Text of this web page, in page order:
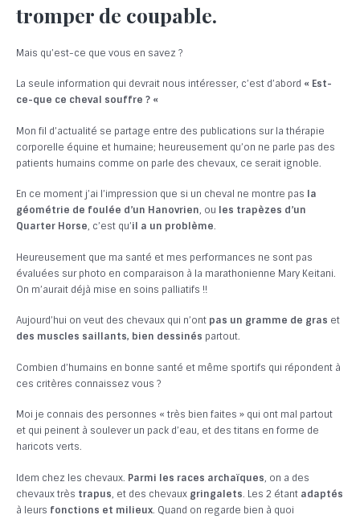
tromper de coupable.
Mais qu’est-ce que vous en savez ?
La seule information qui devrait nous intéresser, c’est d’abord « Est-
ce-que ce cheval souffre ? «
Mon fil d’actualité se partage entre des publications sur la thérapie
corporelle équine et humaine; heureusement qu’on ne parle pas des
patients humains comme on parle des chevaux, ce serait ignoble.
En ce moment j’ai l’impression que si un cheval ne montre pas la
géométrie de foulée d’un Hanovrien, ou les trapèzes d’un
Quarter Horse, c’est qu’il a un problème.
Heureusement que ma santé et mes performances ne sont pas
évaluées sur photo en comparaison à la marathonienne Mary Keitani.
On m’aurait déjà mise en soins palliatifs !!
Aujourd’hui on veut des chevaux qui n’ont pas un gramme de gras et
des muscles saillants, bien dessinés partout.
Combien d’humains en bonne santé et même sportifs qui répondent à
ces critères connaissez vous ?
Moi je connais des personnes « très bien faites » qui ont mal partout
et qui peinent à soulever un pack d’eau, et des titans en forme de
haricots verts.
Idem chez les chevaux. Parmi les races archaïques, on a des
chevaux très trapus, et des chevaux gringalets. Les 2 étant adaptés
à leurs fonctions et milieux. Quand on regarde bien à quoi